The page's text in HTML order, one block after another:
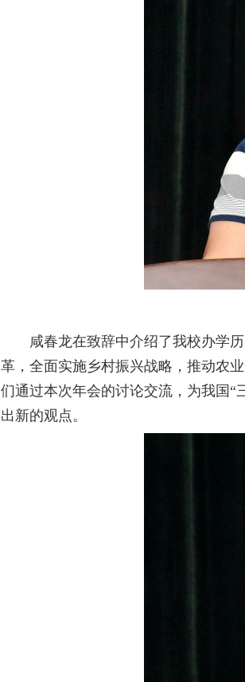
咸春龙在致辞中介绍了我校办学历
革，全面实施乡村振兴战略，推动农
们通过本次年会的讨论交流，为我国“
出新的观点。